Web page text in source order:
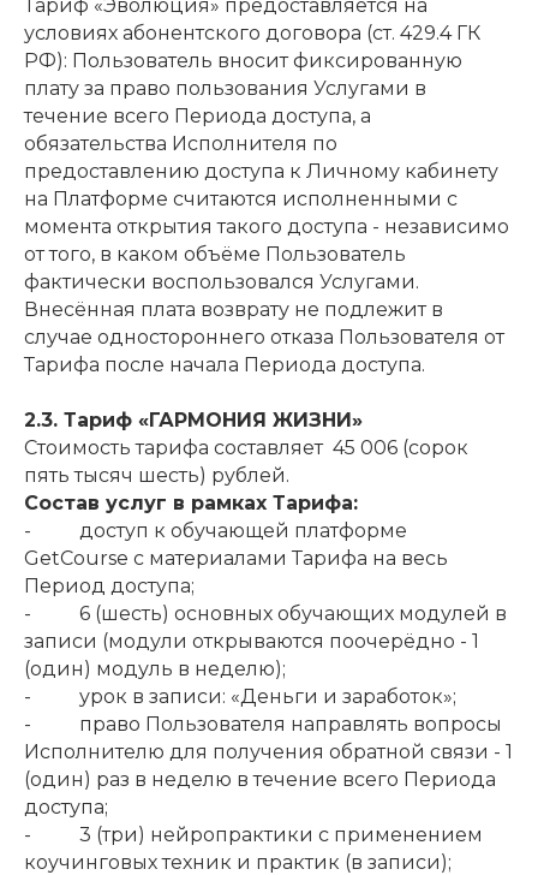
Тариф «Эволюция» предоставляется на
условиях абонентского договора (ст. 429.4 ГК
РФ): Пользователь вносит фиксированную
плату за право пользования Услугами в
течение всего Периода доступа, а
обязательства Исполнителя по
предоставлению доступа к Личному кабинету
на Платформе считаются исполненными с
момента открытия такого доступа - независимо
от того, в каком объёме Пользователь
фактически воспользовался Услугами.
Внесённая плата возврату не подлежит в
случае одностороннего отказа Пользователя от
Тарифа после начала Периода доступа.
2.3. Тариф «ГАРМОНИЯ ЖИЗНИ»
Стоимость тарифа составляет 45 006 (сорок
пять тысяч шесть) рублей.
Состав услуг в рамках Тарифа:
- доступ к обучающей платформе
GetCourse с материалами Тарифа на весь
Период доступа;
- 6 (шесть) основных обучающих модулей в
записи (модули открываются поочерёдно - 1
(один) модуль в неделю);
- урок в записи: «Деньги и заработок»;
- право Пользователя направлять вопросы
Исполнителю для получения обратной связи - 1
(один) раз в неделю в течение всего Периода
доступа;
- 3 (три) нейропрактики с применением
коучинговых техник и практик (в записи);